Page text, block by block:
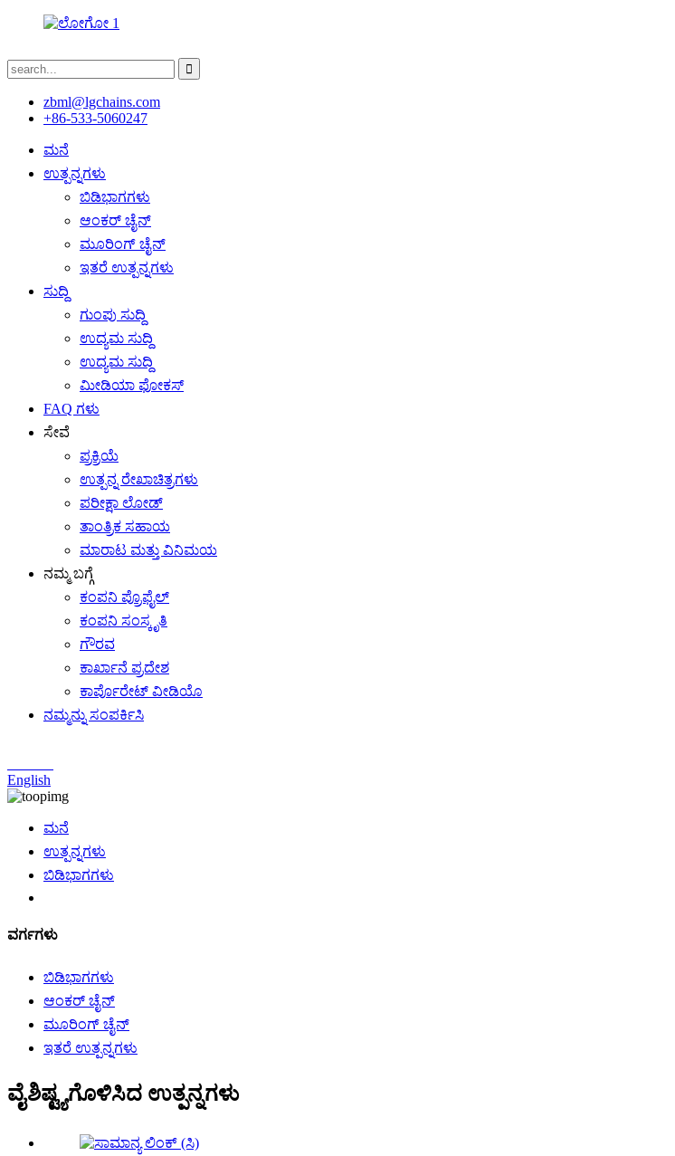
zbml@lgchains.com
+86-533-5060247
ಮನೆ
ಉತ್ಪನ್ನಗಳು
ಬಿಡಿಭಾಗಗಳು
ಆಂಕರ್ ಚೈನ್
ಮೂರಿಂಗ್ ಚೈನ್
ಇತರೆ ಉತ್ಪನ್ನಗಳು
ಸುದ್ದಿ
ಗುಂಪು ಸುದ್ದಿ
ಉದ್ಯಮ ಸುದ್ದಿ
ಉದ್ಯಮ ಸುದ್ದಿ
ಮೀಡಿಯಾ ಫೋಕಸ್
FAQ ಗಳು
ಸೇವೆ
ಪ್ರಕ್ರಿಯೆ
ಉತ್ಪನ್ನ ರೇಖಾಚಿತ್ರಗಳು
ಪರೀಕ್ಷಾ ಲೋಡ್
ತಾಂತ್ರಿಕ ಸಹಾಯ
ಮಾರಾಟ ಮತ್ತು ವಿನಿಮಯ
ನಮ್ಮ ಬಗ್ಗೆ
ಕಂಪನಿ ಪ್ರೊಫೈಲ್
ಕಂಪನಿ ಸಂಸ್ಕೃತಿ
ಗೌರವ
ಕಾರ್ಖಾನೆ ಪ್ರದೇಶ
ಕಾರ್ಪೊರೇಟ್ ವೀಡಿಯೊ
ನಮ್ಮನ್ನು ಸಂಪರ್ಕಿಸಿ
English
ಮನೆ
ಉತ್ಪನ್ನಗಳು
ಬಿಡಿಭಾಗಗಳು
ವರ್ಗಗಳು
ಬಿಡಿಭಾಗಗಳು
ಆಂಕರ್ ಚೈನ್
ಮೂರಿಂಗ್ ಚೈನ್
ಇತರೆ ಉತ್ಪನ್ನಗಳು
ವೈಶಿಷ್ಟ್ಯಗೊಳಿಸಿದ ಉತ್ಪನ್ನಗಳು